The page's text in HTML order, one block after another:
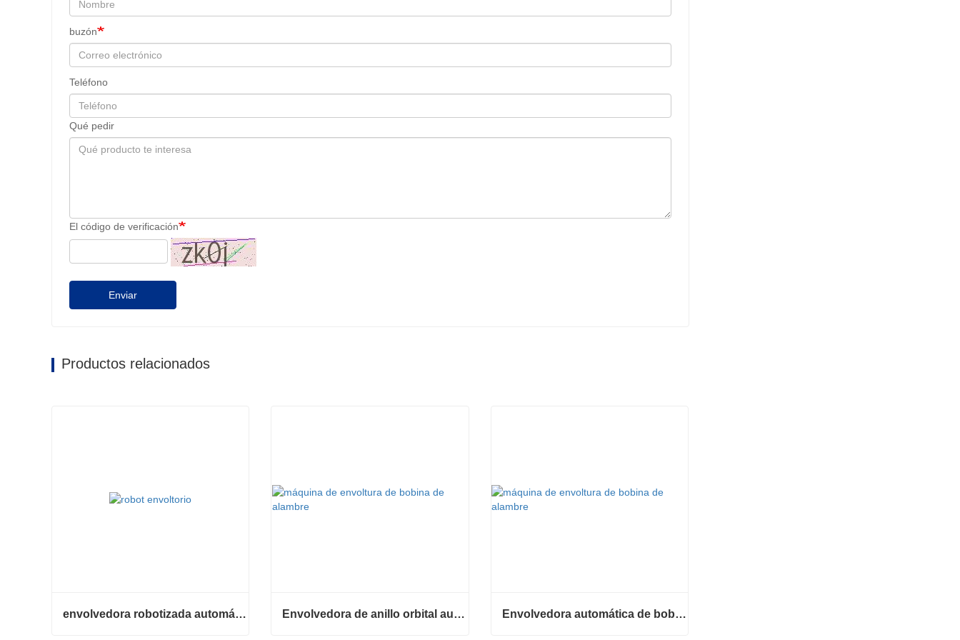
buzón
Teléfono
Qué pedir
El código de verificación
Enviar
Productos relacionados
envolvedora robotizada automática Envolvedora de anillo orbital automática para bobina Envolvedora automática de bobinas de alambre